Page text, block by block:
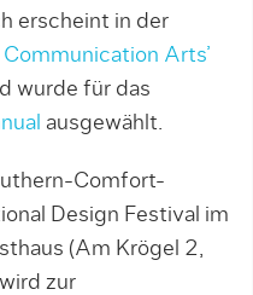
erscheint in der
Communication Arts’
wurde für das
ausgewählt.
Comfort-
Design Festival im
(Am Krögel 2,
wird zur